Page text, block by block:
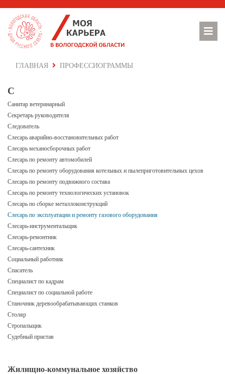
ГЛАВНАЯ ПРОФЕССИОГРАММЫ
С
Санитар ветеринарный
Секретарь руководителя
Следователь
Слесарь аварийно-восстановительных работ
Слесарь механосборочных работ
Слесарь по ремонту автомобилей
Слесарь по ремонту оборудования котельных и пылеприготовительных цехов
Слесарь по ремонту подвижного состава
Слесарь по ремонту технологических установок
Слесарь по сборке металлоконструкций
Слесарь по эксплуатации и ремонту газового оборудования
Слесарь-инструментальщик
Слесарь-ремонтник
Слесарь-сантехник
Социальный работник
Спасатель
Специалист по кадрам
Специалист по социальной работе
Станочник деревообрабатывающих станков
Столяр
Стропальщик
Судебный пристав
Жилищно-коммунальное хозяйство